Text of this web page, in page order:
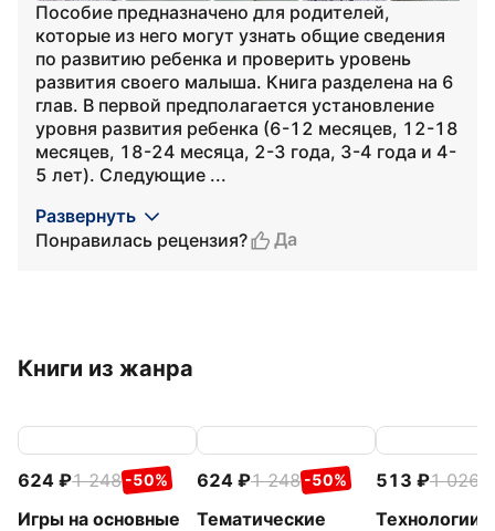
Пособие предназначено для родителей,
которые из него могут узнать общие сведения
по развитию ребенка и проверить уровень
развития своего малыша. Книга разделена на 6
глав. В первой предполагается установление
уровня развития ребенка (6-12 месяцев, 12-18
месяцев, 18-24 месяца, 2-3 года, 3-4 года и 4-
5 лет). Следующие ...
Развернуть
Понравилась рецензия?
Да
Книги из жанра
624 1 248 -50%
Игры на основные
624 1 248 -50%
Тематические
513 1 026
Технологии